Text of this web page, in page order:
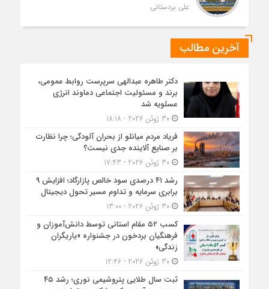
علی بردستانی
آخرین مطالب
دکتر طاهره عبدالهی سرپرست روابط عمومی،
برند و مسئولیت اجتماعی دماوند انرژی
عسلویه شد
30 ژوئن 2026 - 18:18
فریاد مردم میانلو از بحران آلودگی؛ چرا نظارت
بر صنایع آلاینده جدی نیست؟
30 ژوئن 2026 - 17:43
رشد ۴۱ درصدی سود خالص پازارگاد؛ افزایش ۹
برابری سرمایه و تداوم مسیر تحول دیجیتال
30 ژوئن 2026 - 13:00
کسب ۵۲ مقام استانی توسط دانش‌آموزان و
فرهنگیان بردخون در جشنواره «یاریگران
زندگی»
30 ژوئن 2026 - 12:46
ثبت سال طلایی پتروشیمی نوری؛ رشد ۴۵